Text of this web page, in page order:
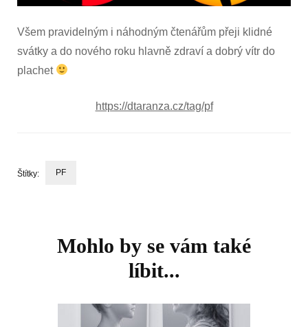
Všem pravidelným i náhodným čtenářům přeji klidné
svátky a do nového roku hlavně zdraví a dobrý vítr do
plachet
https://dtaranza.cz/tag/pf
Štítky: PF
Mohlo by se vám také
líbit...